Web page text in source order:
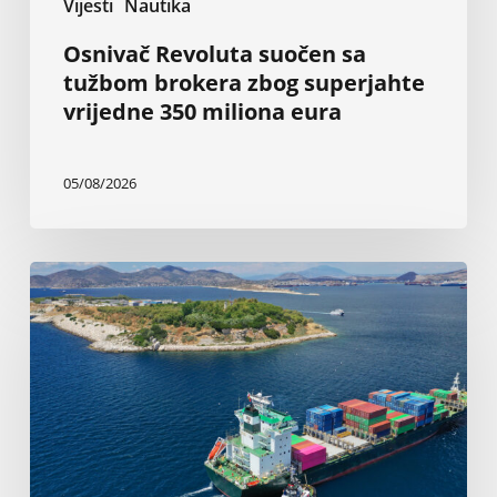
Vijesti Nautika
Osnivač Revoluta suočen sa
tužbom brokera zbog superjahte
vrijedne 350 miliona eura
05/08/2026
Grčki
brodovlasnici:
Nezaustavljive
investicije
u
novogradnje